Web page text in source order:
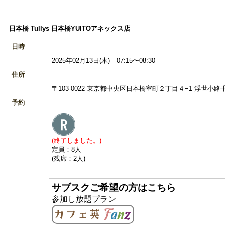
日本橋 Tullys 日本橋YUITOアネックス店
日時
2025年02月13日(木) 07:15〜08:30
住所
〒103-0022 東京都中央区日本橋室町２丁目４−1 浮世小路
予約
(終了しました。)
定員：8人
(残席：2人)
サブスクご希望の方はこちら
参加し放題プラン